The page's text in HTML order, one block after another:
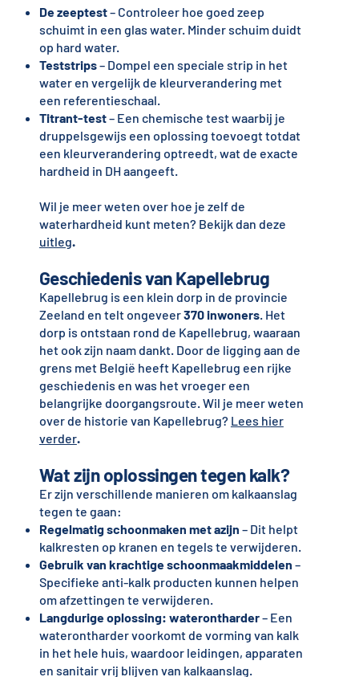
De zeeptest– Controleer hoe goed zeep
schuimt in een glas water. Minder schuim duidt
op hard water.
Teststrips– Dompel een speciale strip in het
water en vergelijk de kleurverandering met
een referentieschaal.
Titrant-test– Een chemische test waarbij je
druppelsgewijs een oplossing toevoegt totdat
een kleurverandering optreedt, wat de exacte
hardheid in DH aangeeft.
Wil je meer weten over hoe je zelf de
waterhardheid kunt meten? Bekijk dan deze
uitleg.
Geschiedenis van Kapellebrug
Kapellebrug is een klein dorp in de provincie
Zeeland en telt ongeveer370 inwoners. Het
dorp is ontstaan rond de Kapellebrug, waaraan
het ook zijn naam dankt. Door de ligging aan de
grens met België heeft Kapellebrug een rijke
geschiedenis en was het vroeger een
belangrijke doorgangsroute. Wil je meer weten
over de historie van Kapellebrug? Lees hier
verder.
Wat zijn oplossingen tegen kalk?
Er zijn verschillende manieren om kalkaanslag
tegen te gaan:
Regelmatig schoonmaken met azijn – Dit helpt
kalkresten op kranen en tegels te verwijderen.
Gebruik van krachtige schoonmaakmiddelen –
Specifieke anti-kalk producten kunnen helpen
om afzettingen te verwijderen.
Langdurige oplossing: waterontharder– Een
waterontharder voorkomt de vorming van kalk
in het hele huis, waardoor leidingen, apparaten
en sanitair vrij blijven van kalkaanslag.